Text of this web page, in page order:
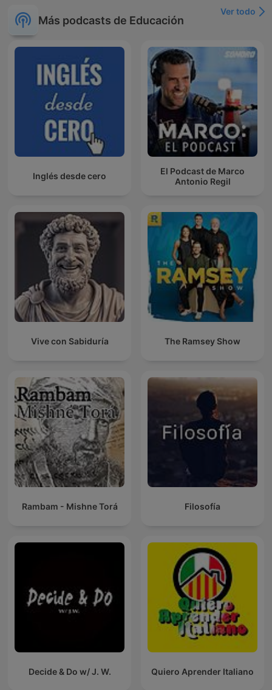
Más podcasts de Educación
Ver todo
Inglés desde cero
El Podcast de Marco
Antonio Regil
Vive con Sabiduría The Ramsey Show
Rambam - Mishne Torá Filosofía
Decide & Do w/ J. W. Quiero Aprender Italiano